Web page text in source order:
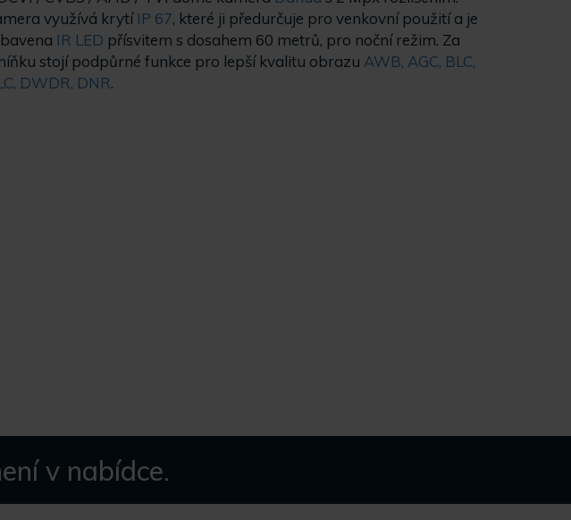
využívá krytí IP 67, které ji předurčuje pro venkovní použití a je
IR LED přísvitem s dosahem 60 metrů, pro noční režim. Za
stojí podpůrné funkce pro lepší kvalitu obrazu AWB, AGC, BLC,
DWDR, DNR.
v nabídce.